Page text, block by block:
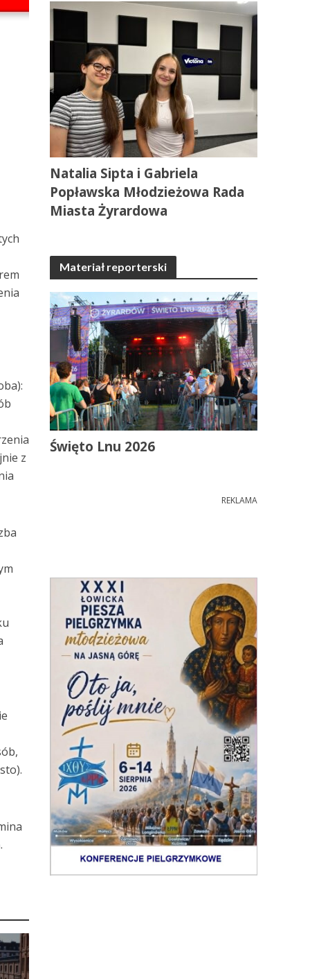
z
Natalia Sipta i Gabriela
Popławska Młodzieżowa Rada
Miasta Żyrardowa
Materiał reporterski
Święto Lnu 2026
REKLAMA